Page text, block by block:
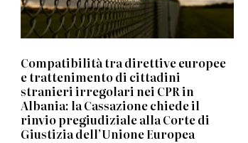
Compatibilità tra direttive europee
e trattenimento di cittadini
stranieri irregolari nei CPR in
Albania: la Cassazione chiede il
rinvio pregiudiziale alla Corte di
Giustizia dell’Unione Europea